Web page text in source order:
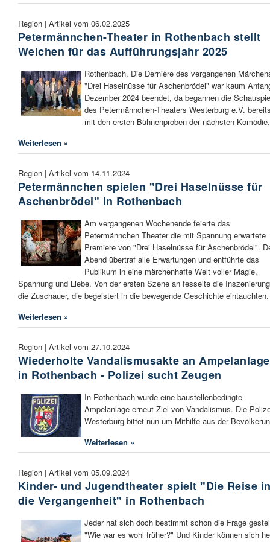
Region | Artikel vom 06.02.2025
Petermännchen-Theater in Rothenbach stellt
Weichen für das Aufführungsjahr 2025
Rothenbach. Die Dernière des vergangenen
"Drei Haselnüsse für Aschenbrödel" war kaum
Dezember 2024 beendet, da begannen die
des Petermännchen-Theaters Westerburg e.V.
mit den ersten Bühnenproben der nächsten Komödie.
Weiterlesen »
Region | Artikel vom 14.11.2024
Petermännchen spielen "Drei Haselnüsse für
Aschenbrödel" in Rothenbach
Am vergangenen Wochenende feierte das
Petermännchen Theater die mit Spannung erwartete
Premiere von "Drei Haselnüsse für Aschenbrödel".
Abend übertraf alle Erwartungen und entführte das
Publikum in eine märchenhafte Welt voller Magie,
Spannung und Liebe. Von der ersten Szene an fesselte die Inszenierung
die Zuschauer, die begeistert in die bewegende Geschichte eintauchten.
Weiterlesen »
Region | Artikel vom 27.10.2024
Wiederholte Vandalismusakte an Ampelanlage
in Rothenbach - Polizei sucht Zeugen
In Rothenbach wurde eine baustellenbedingte
Ampelanlage erneut Ziel von Vandalismus. Die
Westerburg bittet nun um Mithilfe aus der
Weiterlesen »
Region | Artikel vom 05.09.2024
Kinder- und Jugendtheater spielt "Die Reise
die Vergangenheit" in Rothenbach
Jeder hat sich doch bestimmt schon die Frage
"Wie war es wohl früher?" Und Kinder können sich